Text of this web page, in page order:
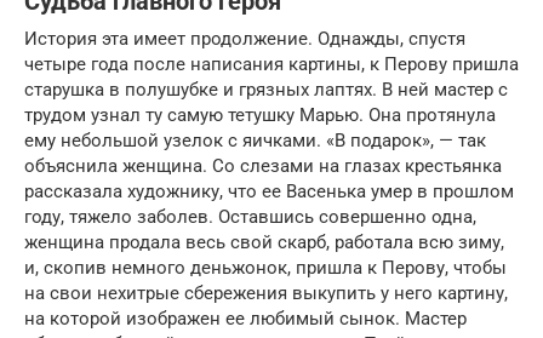
История эта имеет продолжение. Однажды, спустя
четыре года после написания картины, к Перову пришла
старушка в полушубке и грязных лаптях. В ней мастер с
трудом узнал ту самую тетушку Марью. Она протянула
ему небольшой узелок с яичками. «В подарок», — так
объяснила женщина. Со слезами на глазах крестьянка
рассказала художнику, что ее Васенька умер в прошлом
году, тяжело заболев. Оставшись совершенно одна,
женщина продала весь свой скарб, работала всю зиму,
и, скопив немного деньжонок, пришла к Перову, чтобы
на свои нехитрые сбережения выкупить у него картину,
на которой изображен ее любимый сынок. Мастер